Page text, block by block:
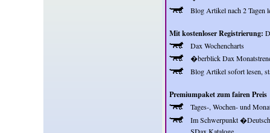
Blog Artikel nach 2 Tagen
Mit kostenloser Registrierung:
Dax Wochencharts
�berblick Dax
Blog Artikel sofort lesen,
Premiumpaket zum fairen Preis
Tages-, Wochen- und
Im Schwerpunkt
SDax Kataloge